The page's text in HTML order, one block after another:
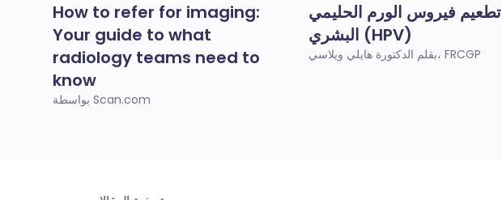
How to refer for imaging:
Your guide to what
radiology teams need to
know
بواسطة Scan.com
تطعيم فيروس الورم الحليمي
البشري (HPV)
بقلم الدكتورة هايلي ويلاسي، FRCGP